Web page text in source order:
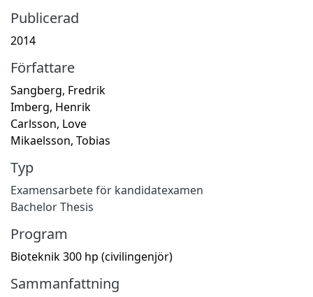
Publicerad
2014
Författare
Sangberg, Fredrik
Imberg, Henrik
Carlsson, Love
Mikaelsson, Tobias
Typ
Examensarbete för kandidatexamen
Bachelor Thesis
Program
Bioteknik 300 hp (civilingenjör)
Sammanfattning